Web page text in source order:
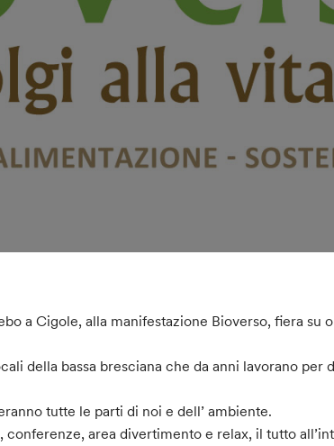
a Cigole, alla manifestazione Bioverso, fiera su
della bassa bresciana che da anni lavorano per
tutte le parti di noi e dell’ ambiente.
area divertimento e relax, il tutto